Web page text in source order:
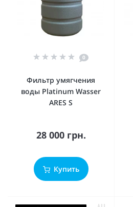
0
Фильтр умягчения
воды Platinum Wasser
ARES S
28 000 грн.
Купить